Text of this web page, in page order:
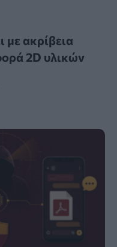
με ακρίβεια
2D υλικών